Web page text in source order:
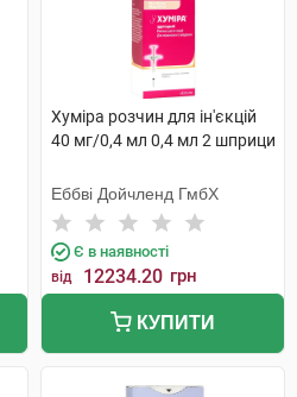
Хуміра розчин для ін'єкцій
40 мг/0,4 мл 0,4 мл 2 шприци
Еббві Дойчленд ГмбХ
Є в наявності
від 12234.20 грн
КУПИТИ